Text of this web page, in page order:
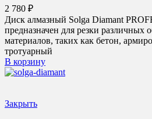
2 780 ₽
Диск алмазный Solga Diamant
предназначен для резки различных
материалов, таких как бетон,
тротуарный
В корзину
Закрыть